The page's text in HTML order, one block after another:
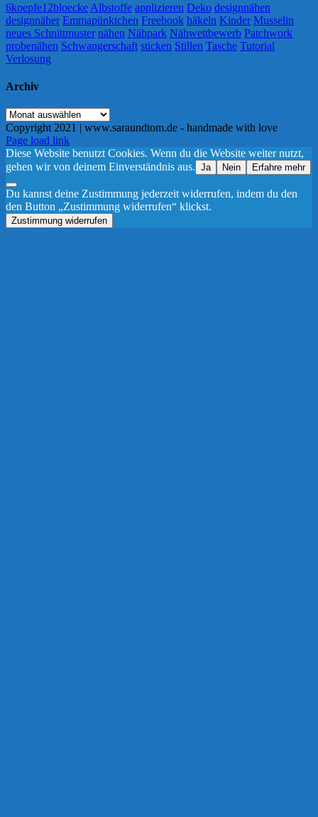
6koepfe12bloecke Albstoffe applizieren Deko designnähen
designnäher Emmapünktchen Freebook häkeln Kinder Musselin
neues Schnittmuster nähen Nähpark Nähwettbewerb Patchwork
probenähen Schwangerschaft sticken Stillen Tasche Tutorial
Verlosung
Archiv
Archiv
Copyright 2021 | www.saraundtom.de - handmade with love
Instagram
Page load link
Diese Website benutzt Cookies. Wenn du die Website weiter nutzt,
gehen wir von deinem Einverständnis aus. Ja Nein Erfahre mehr
Du kannst deine Zustimmung jederzeit widerrufen, indem du den
den Button „Zustimmung widerrufen“ klickst.
Zustimmung widerrufen